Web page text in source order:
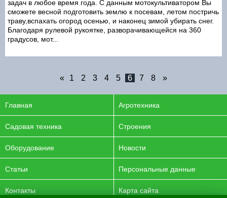
задач в любое время года. С данным мотокультиватором Вы
сможете весной подготовить землю к посевам, летом постричь
траву,вспахать огород осенью, и наконец зимой убирать снег.
Благодаря рулевой рукоятке, разворачивающейся на 360
градусов, мот...
« 1 2 3 4 5 6 7 8 »
Главная Агротехника
Садовая техника Строения
Оборудование Новости
Статьи Персональные данные
Контакты Карта сайта